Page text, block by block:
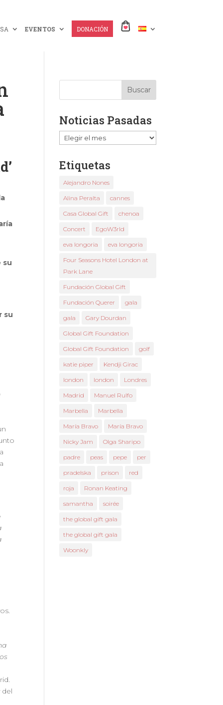
EVENTOS DONACIÓN
su
su
Noticias Pasadas
Noticias
Pasadas
Etiquetas
Alejandro Nones
Alina Peralta cannes
Casa Global Gift chenoa
Concert EgoW3rld
eva longoria eva longoria
Four Seasons Hotel London at
Park Lane
Fundación Global Gift
Fundación Querer gala
gala Gary Dourdan
Global Gift Foundation
Global Gift Foundation golf
katie piper Kendji Girac
london london Londres
Madrid Manuel Rulfo
Marbella Marbella
María Bravo María Bravo
Nicky Jam Olga Sharipo
padre peas pepe per
pradelska prison red
roja Ronan Keating
samantha soirée
the global gift gala
the global gift gala
Woonkly